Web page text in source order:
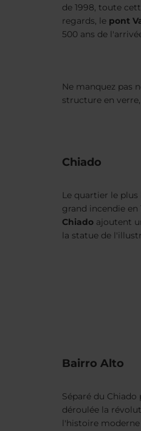
de 1998, toute
regards, le pont
500 ans de
Ne manquez pas
structure en
Chiado
Le quartier le
grand incendie en
Chiado ajoutent
la statue de
Bairro Alto
Séparé du Chiado
déroulée la
l'histoire